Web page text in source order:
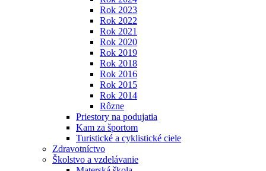
Rok 2023
Rok 2022
Rok 2021
Rok 2020
Rok 2019
Rok 2018
Rok 2016
Rok 2015
Rok 2014
Rôzne
Priestory na podujatia
Kam za športom
Turistické a cyklistické ciele
Zdravotníctvo
Školstvo a vzdelávanie